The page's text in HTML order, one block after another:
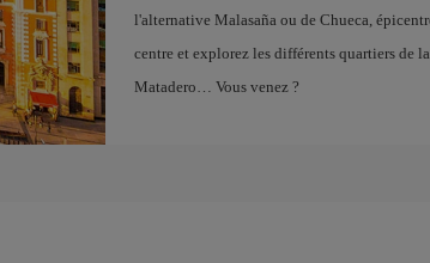
l'alternative Malasaña ou de Chueca,
centre et explorez les différents quartiers de
Matadero… Vous venez ?